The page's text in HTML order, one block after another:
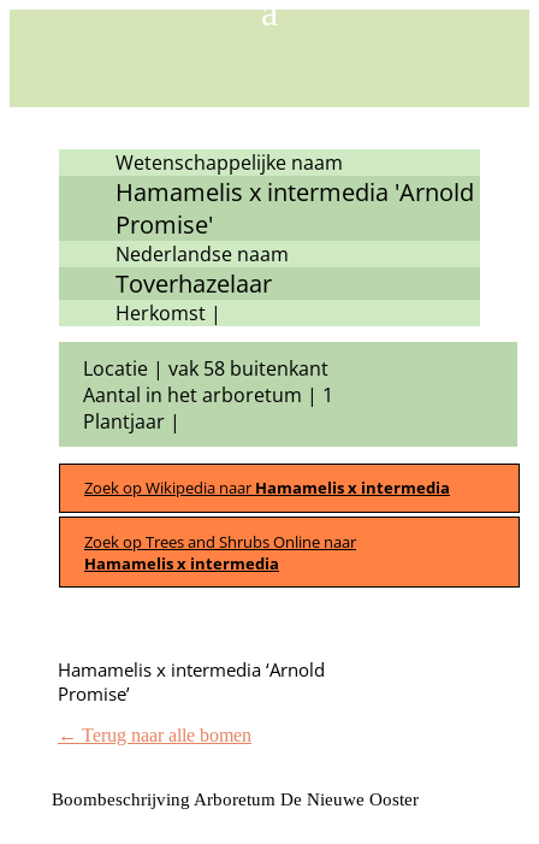
Wetenschappelijke naam
Hamamelis x intermedia 'Arnold
Promise'
Nederlandse naam
Toverhazelaar
Herkomst |
Locatie | vak 58 buitenkant
Aantal in het arboretum | 1
Plantjaar |
Zoek op Wikipedia naar Hamamelis x intermedia
Zoek op Trees and Shrubs Online naar
Hamamelis x intermedia
Hamamelis x intermedia ‘Arnold
Promise’
← Terug naar alle bomen
Boombeschrijving Arboretum De Nieuwe Ooster